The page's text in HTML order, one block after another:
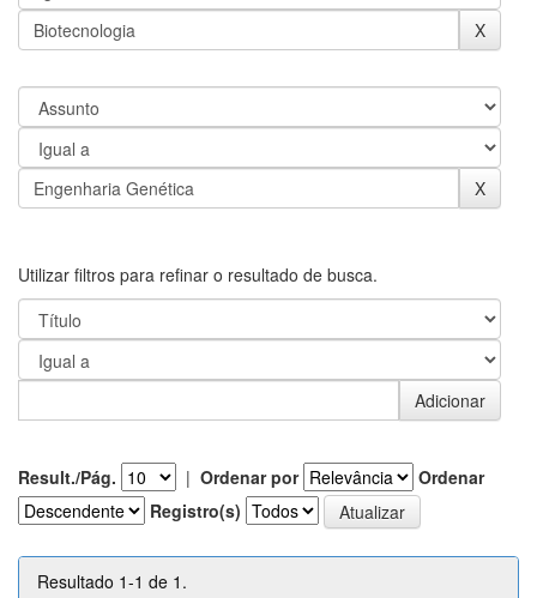
Utilizar filtros para refinar o resultado de busca.
Result./Pág. | Ordenar por
Ordenar
Registro(s)
Resultado 1-1 de 1.